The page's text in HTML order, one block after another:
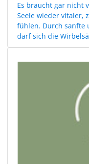
Es braucht gar nicht
Seele wieder vitaler,
fühlen. Durch sanfte
darf sich die